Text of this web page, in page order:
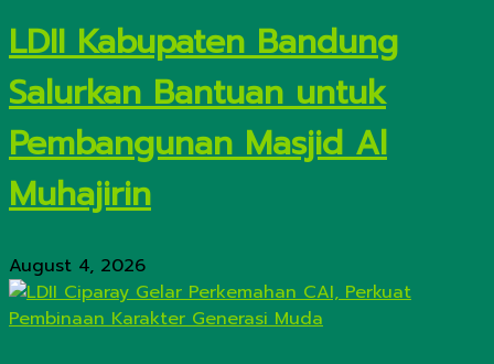
LDII Kabupaten Bandung
Salurkan Bantuan untuk
Pembangunan Masjid Al
Muhajirin
August 4, 2026